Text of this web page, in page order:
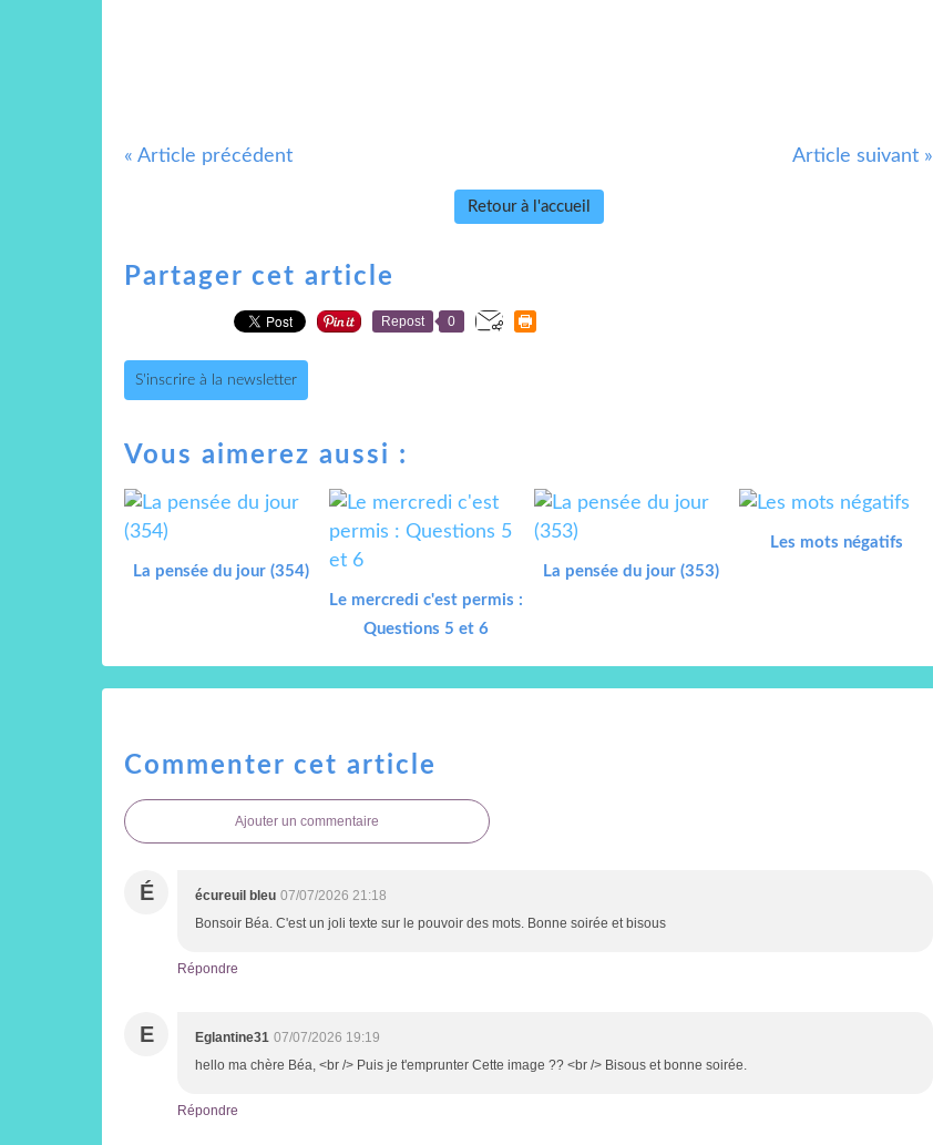
« Article précédent Article suivant »
Retour à l'accueil
Partager cet article
Repost 0
S'inscrire à la newsletter
Vous aimerez aussi :
La pensée du jour (354)
Le mercredi c'est permis :
Questions 5 et 6
La pensée du jour (353)
Les mots négatifs
Commenter cet article
Ajouter un commentaire
É écureuil bleu 07/07/2026 21:18
Bonsoir Béa. C'est un joli texte sur le pouvoir des mots. Bonne soirée et bisous
Répondre
E Eglantine31 07/07/2026 19:19
hello ma chère Béa, <br /> Puis je t'emprunter Cette image ?? <br /> Bisous et bonne soirée.
Répondre